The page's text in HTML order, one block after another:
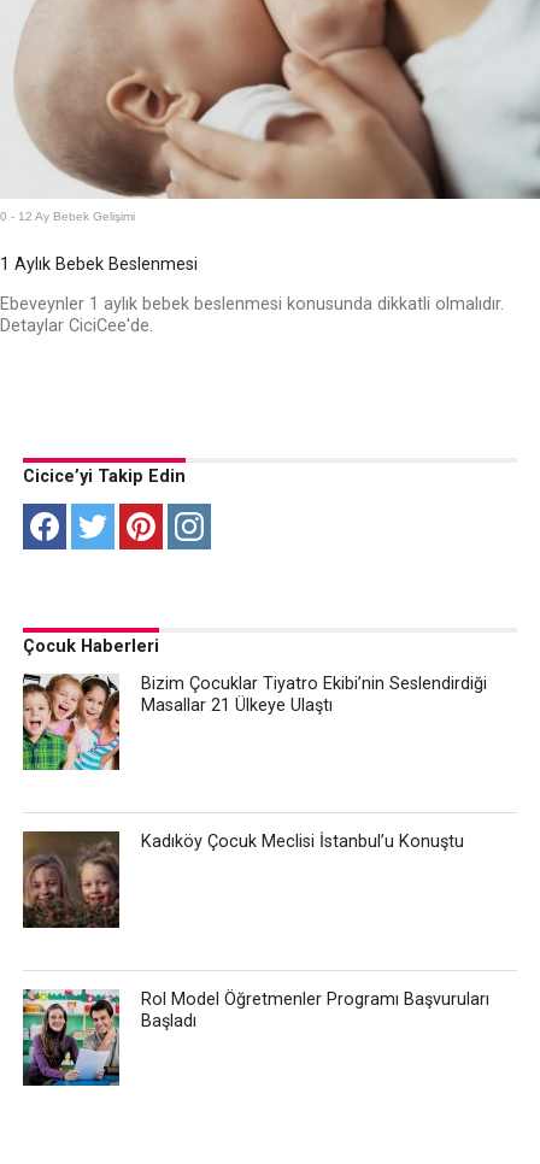
0 - 12 Ay Bebek Gelişimi
1 Aylık Bebek Beslenmesi
Ebeveynler 1 aylık bebek beslenmesi konusunda dikkatli olmalıdır.
Detaylar CiciCee'de.
Cicice’yi Takip Edin
Çocuk Haberleri
Bizim Çocuklar Tiyatro Ekibi’nin Seslendirdiği
Masallar 21 Ülkeye Ulaştı
Kadıköy Çocuk Meclisi İstanbul’u Konuştu
Rol Model Öğretmenler Programı Başvuruları
Başladı